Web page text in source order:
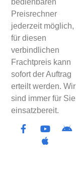
bedienbaren
Preisrechner
jederzeit möglich,
für diesen
verbindlichen
Frachtpreis kann
sofort der Auftrag
erteilt werden. Wir
sind immer für Sie
einsatzbereit.